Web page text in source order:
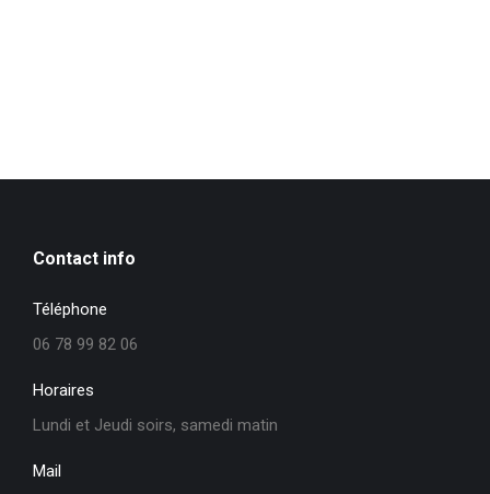
Contact info
Téléphone
06 78 99 82 06
Horaires
Lundi et Jeudi soirs, samedi matin
Mail